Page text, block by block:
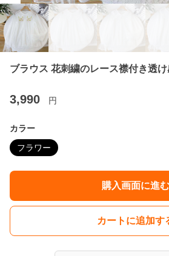
ブラウス 花刺繍のレース襟付き透
3,990 円
カラー
フラワー
購入画面に進む
カートに追加す